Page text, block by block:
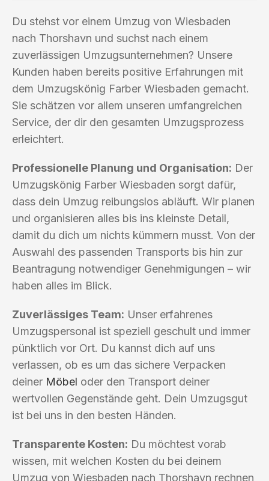
Du stehst vor einem Umzug von Wiesbaden
nach Thorshavn und suchst nach einem
zuverlässigen Umzugsunternehmen? Unsere
Kunden haben bereits positive Erfahrungen mit
dem Umzugskönig Farber Wiesbaden gemacht.
Sie schätzen vor allem unseren umfangreichen
Service, der dir den gesamten Umzugsprozess
erleichtert.
Professionelle Planung und Organisation: Der
Umzugskönig Farber Wiesbaden sorgt dafür,
dass dein Umzug reibungslos abläuft. Wir planen
und organisieren alles bis ins kleinste Detail,
damit du dich um nichts kümmern musst. Von der
Auswahl des passenden Transports bis hin zur
Beantragung notwendiger Genehmigungen – wir
haben alles im Blick.
Zuverlässiges Team: Unser erfahrenes
Umzugspersonal ist speziell geschult und immer
pünktlich vor Ort. Du kannst dich auf uns
verlassen, ob es um das sichere Verpacken
deiner Möbel oder den Transport deiner
wertvollen Gegenstände geht. Dein Umzugsgut
ist bei uns in den besten Händen.
Transparente Kosten: Du möchtest vorab
wissen, mit welchen Kosten du bei deinem
Umzug von Wiesbaden nach Thorshavn rechnen